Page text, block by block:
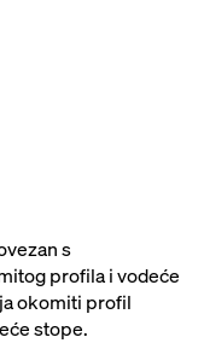
s
profila i vodeće
okomiti profil
stope.